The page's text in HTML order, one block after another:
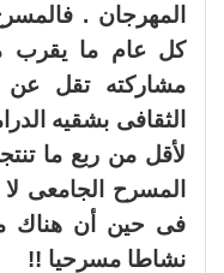
المهرجان .
مشاركته تقل عن
الثقافى بشقيه
لأقل من ربع ما
المسرح الجامعى
نشاطا مسرحيا !!